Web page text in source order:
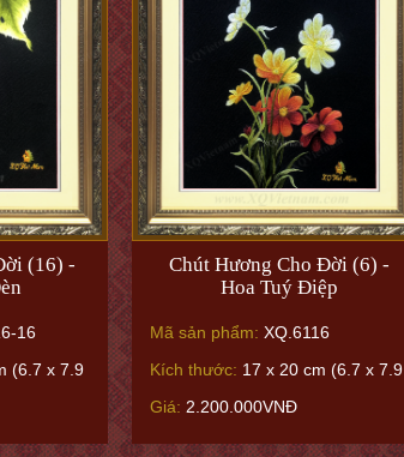
(16) -
16
(6.7 x 7.9
Chút Hương Cho Đời (6) -
Hoa Tuý Điệp
Mã sản phẩm: XQ.6116
Kích thước: 17 x 20 cm (6.7 x 7.9
Giá: 2.200.000VNĐ